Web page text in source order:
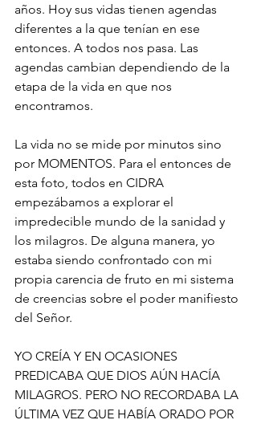
años. Hoy sus vidas tienen agendas
diferentes a la que tenían en ese
entonces. A todos nos pasa. Las
agendas cambian dependiendo de la
etapa de la vida en que nos
encontramos.
La vida no se mide por minutos sino
por MOMENTOS. Para el entonces de
esta foto, todos en CIDRA
empezábamos a explorar el
impredecible mundo de la sanidad y
los milagros. De alguna manera, yo
estaba siendo confrontado con mi
propia carencia de fruto en mi sistema
de creencias sobre el poder manifiesto
del Señor.
YO CREÍA Y EN OCASIONES
PREDICABA QUE DIOS AÚN HACÍA
MILAGROS. PERO NO RECORDABA LA
ÚLTIMA VEZ QUE HABÍA ORADO POR